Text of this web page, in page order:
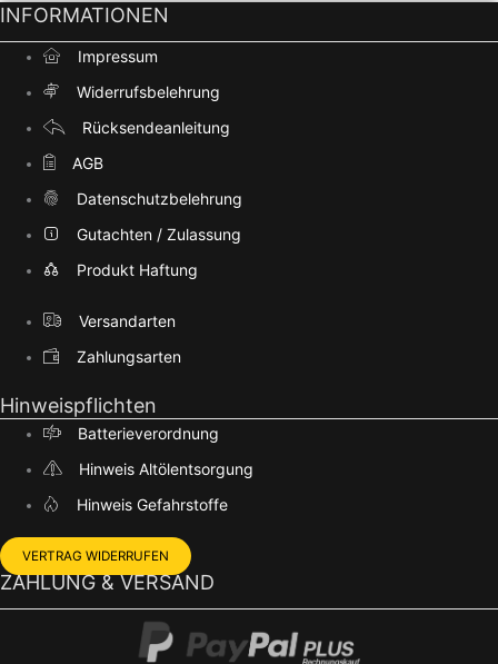
INFORMATIONEN
Impressum
Widerrufsbelehrung
Rücksendeanleitung
AGB
Datenschutzbelehrung
Gutachten / Zulassung
Produkt Haftung
Versandarten
Zahlungsarten
Hinweispflichten
Batterieverordnung
Hinweis Altölentsorgung
Hinweis Gefahrstoffe
VERTRAG WIDERRUFEN
ZAHLUNG & VERSAND